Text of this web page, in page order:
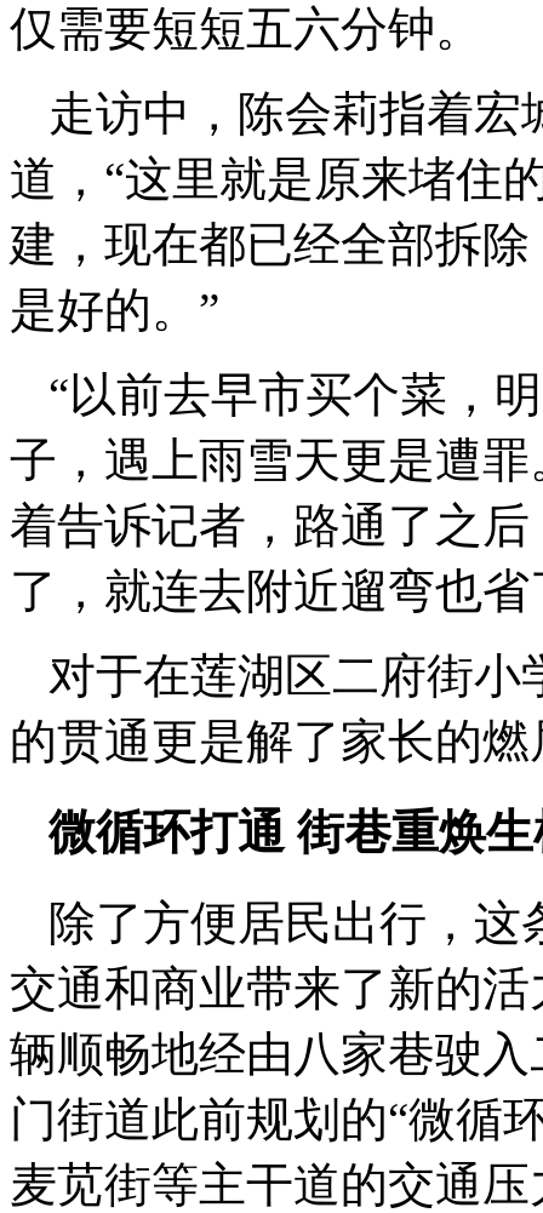
仅需要短短五六分钟。
走访中，陈会莉指着
道，“这里就是原来堵住
建，现在都已经全部拆
是好的。”
“以前去早市买个菜，
子，遇上雨雪天更是遭
着告诉记者，路通了之
了，就连去附近遛弯也
对于在莲湖区二府街
的贯通更是解了家长的
微循环打通 街巷重焕
除了方便居民出行，这
交通和商业带来了新的
辆顺畅地经由八家巷驶
门街道此前规划的“微循
麦苋街等主干道的交通压